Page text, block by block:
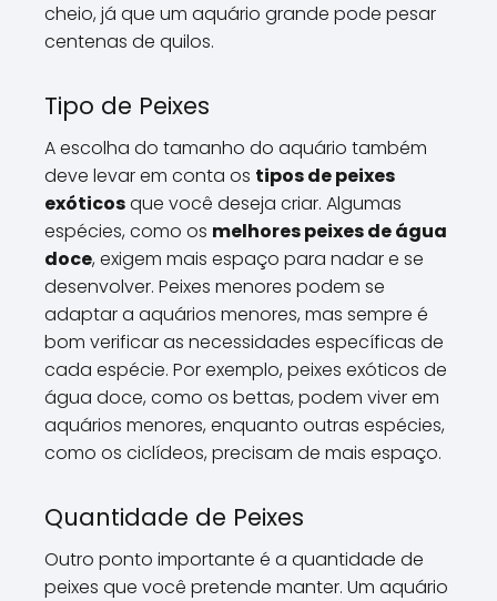
cheio, já que um aquário grande pode pesar
centenas de quilos.
Tipo de Peixes
A escolha do tamanho do aquário também
deve levar em conta os tipos de peixes
exóticosque você deseja criar. Algumas
espécies, como os melhores peixes de água
doce, exigem mais espaço para nadar e se
desenvolver. Peixes menores podem se
adaptar a aquários menores, mas sempre é
bom verificar as necessidades específicas de
cada espécie. Por exemplo, peixes exóticos de
água doce, como os bettas, podem viver em
aquários menores, enquanto outras espécies,
como os ciclídeos, precisam de mais espaço.
Quantidade de Peixes
Outro ponto importante é a quantidade de
peixes que você pretende manter. Um aquário